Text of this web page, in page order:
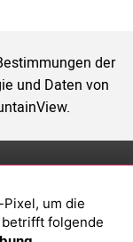
der
und Daten von
ETFs?
um die
folgende